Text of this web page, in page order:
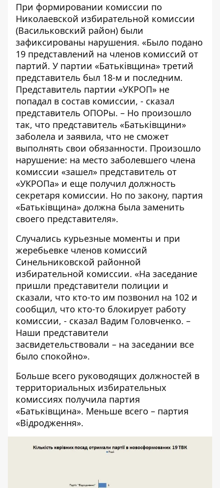
При формировании комиссии по
Николаевской избирательной комиссии
(Васильковский район) были
зафиксированы нарушения. «Было подано
19 представлений на членов комиссий от
партий. У партии «Батьківщина» третий
представитель был 18-м и последним.
Представитель партии «УКРОП» не
попадал в состав комиссии, - сказал
представитель ОПОРы. – Но произошло
так, что представитель «Батьківщини»
заболела и заявила, что не сможет
выполнять свои обязанности. Произошло
нарушение: на место заболевшего члена
комиссии «зашел» представитель от
«УКРОПа» и еще получил должность
секретаря комиссии. Но по закону, партия
«Батьківщина» должна была заменить
своего представителя».
Случались курьезные моменты и при
жеребьевке членов комиссий
Синельниковской районной
избирательной комиссии. «На заседание
пришли представители полиции и
сказали, что кто-то им позвонил на 102 и
сообщил, что кто-то блокирует работу
комиссии, - сказал Вадим Головченко. –
Наши представители
засвидетельствовали – на заседании все
было спокойно».
Больше всего руководящих должностей в
территориальных избирательных
комиссиях получила партия
«Батьківщина». Меньше всего – партия
«Відродження».